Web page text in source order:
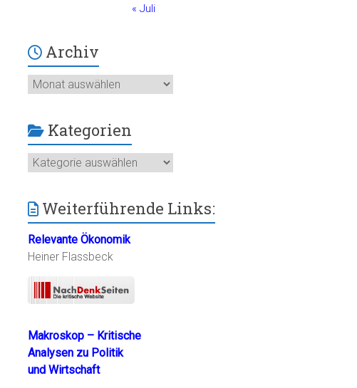
« Juli
Archiv
Archiv
Kategorien
Kategorien
Weiterführende Links:
Relevante Ökonomik
Heiner Flassbeck
Makroskop – Kritische
Analysen zu Politik
und Wirtschaft